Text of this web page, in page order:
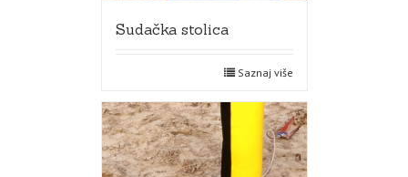
Sudačka stolica
Saznaj više